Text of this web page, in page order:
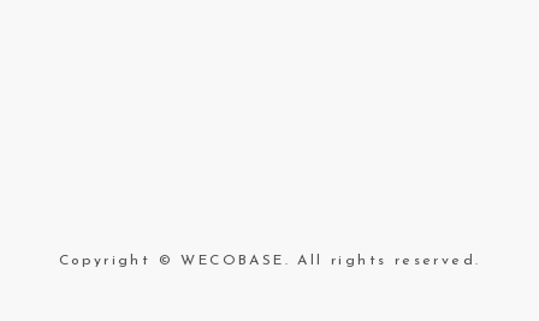
Copyright © WECOBASE. All rights reserved.